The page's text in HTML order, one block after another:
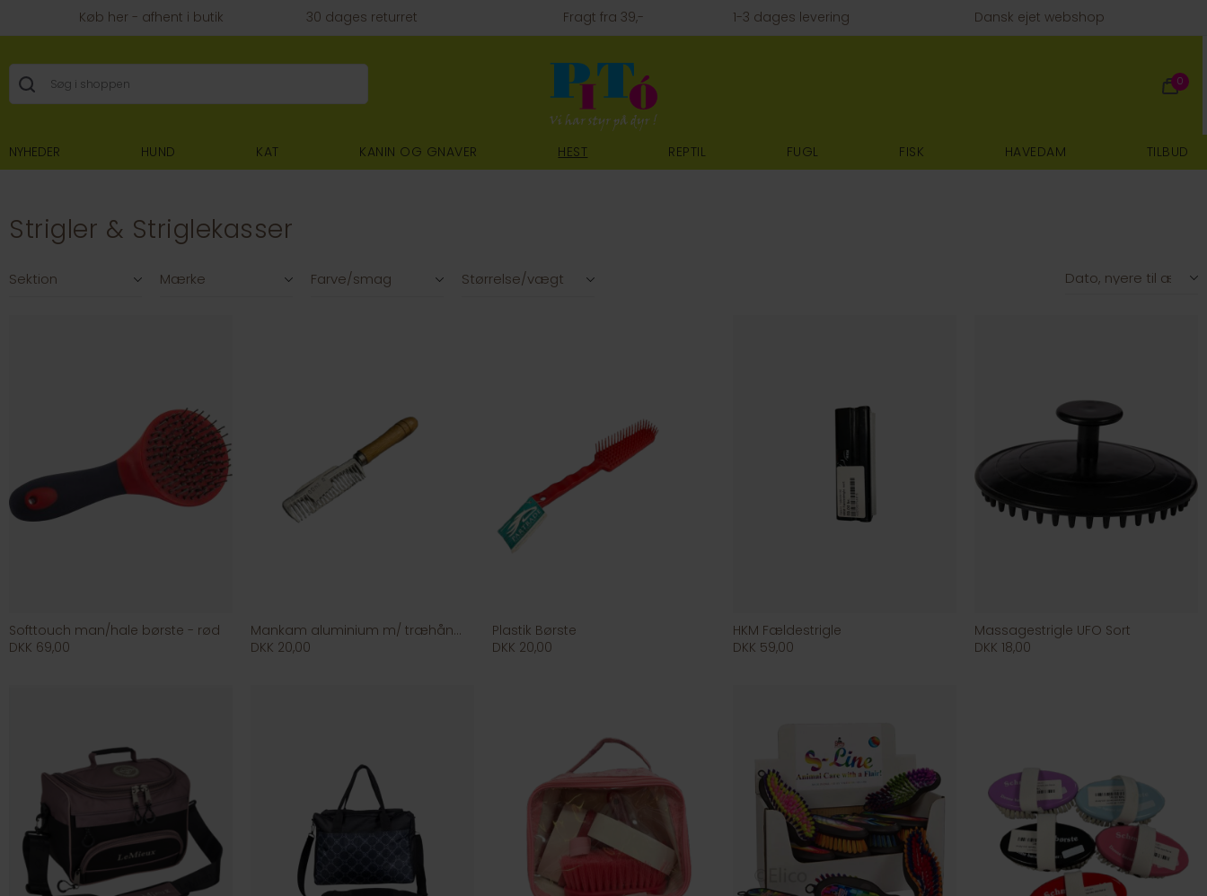
Køb her - afhent i butik 30 dages returret Fragt fra 39,- 1-3 dages levering Dansk ejet webshop
0
NYHEDER HUND KAT KANIN OG GNAVER HEST REPTIL FUGL FISK HAVEDAM TILBUD
Strigler & Striglekasser
Sektion Mærke Farve/smag Størrelse/vægt
Softtouch man/hale børste - rød
DKK 69,00
Mankam aluminium m/ træhåndtag
DKK 20,00
Plastik Børste
DKK 20,00
HKM Fældestrigle
DKK 59,00
Massagestrigle UFO Sort
DKK 18,00